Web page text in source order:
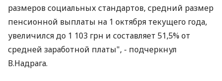
размеров социальных стандартов, средний размер
пенсионной выплаты на 1 октября текущего года,
увеличился до 1 103 грн и составляет 51,5% от
средней заработной платы", - подчеркнул
В.Надрага.